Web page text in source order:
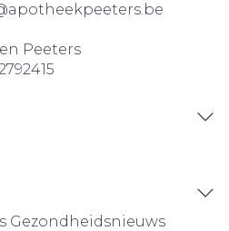
apotheekpeeters.be
Peeters
Gezondheidsnieuws